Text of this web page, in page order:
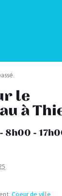
le
à
8h00 -
Coeur de ville